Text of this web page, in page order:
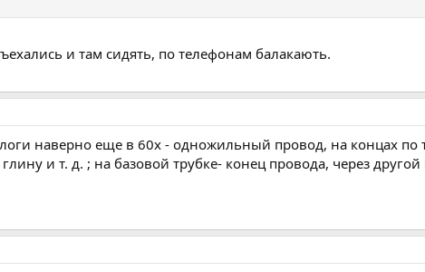
и там сидять, по телефонам балакають.
наверно еще в 60х - одножильный провод, на концах
и т. д. ; на базовой трубке- конец провода, через другой